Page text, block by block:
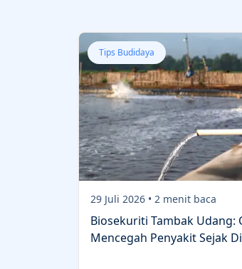
Tips Budidaya
29 Juli 2026 • 2 menit baca
Biosekuriti Tambak Udang:
Mencegah Penyakit Sejak